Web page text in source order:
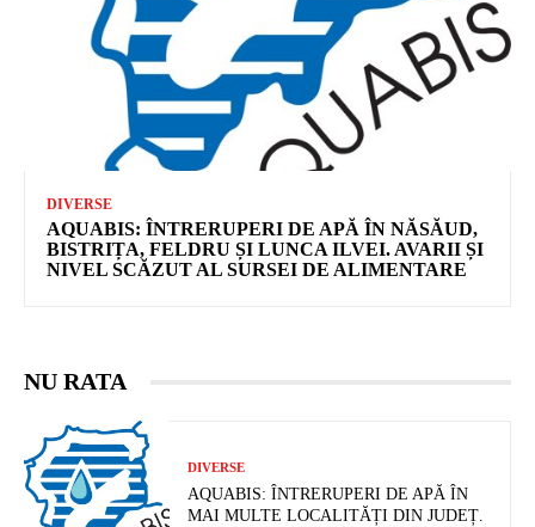
DIVERSE
AQUABIS: ÎNTRERUPERI DE APĂ ÎN NĂSĂUD,
BISTRIȚA, FELDRU ȘI LUNCA ILVEI. AVARII ȘI
NIVEL SCĂZUT AL SURSEI DE ALIMENTARE
NU RATA
DIVERSE
AQUABIS: ÎNTRERUPERI DE APĂ ÎN
MAI MULTE LOCALITĂȚI DIN JUDEȚ.